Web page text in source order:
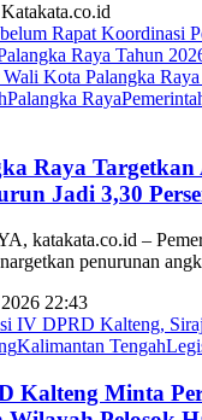
Palangka Raya
Raya Targetkan
Jadi 3,30
katakata.co.id –
penurunan
22:43
Kalimantan Tengah
Kalteng Minta